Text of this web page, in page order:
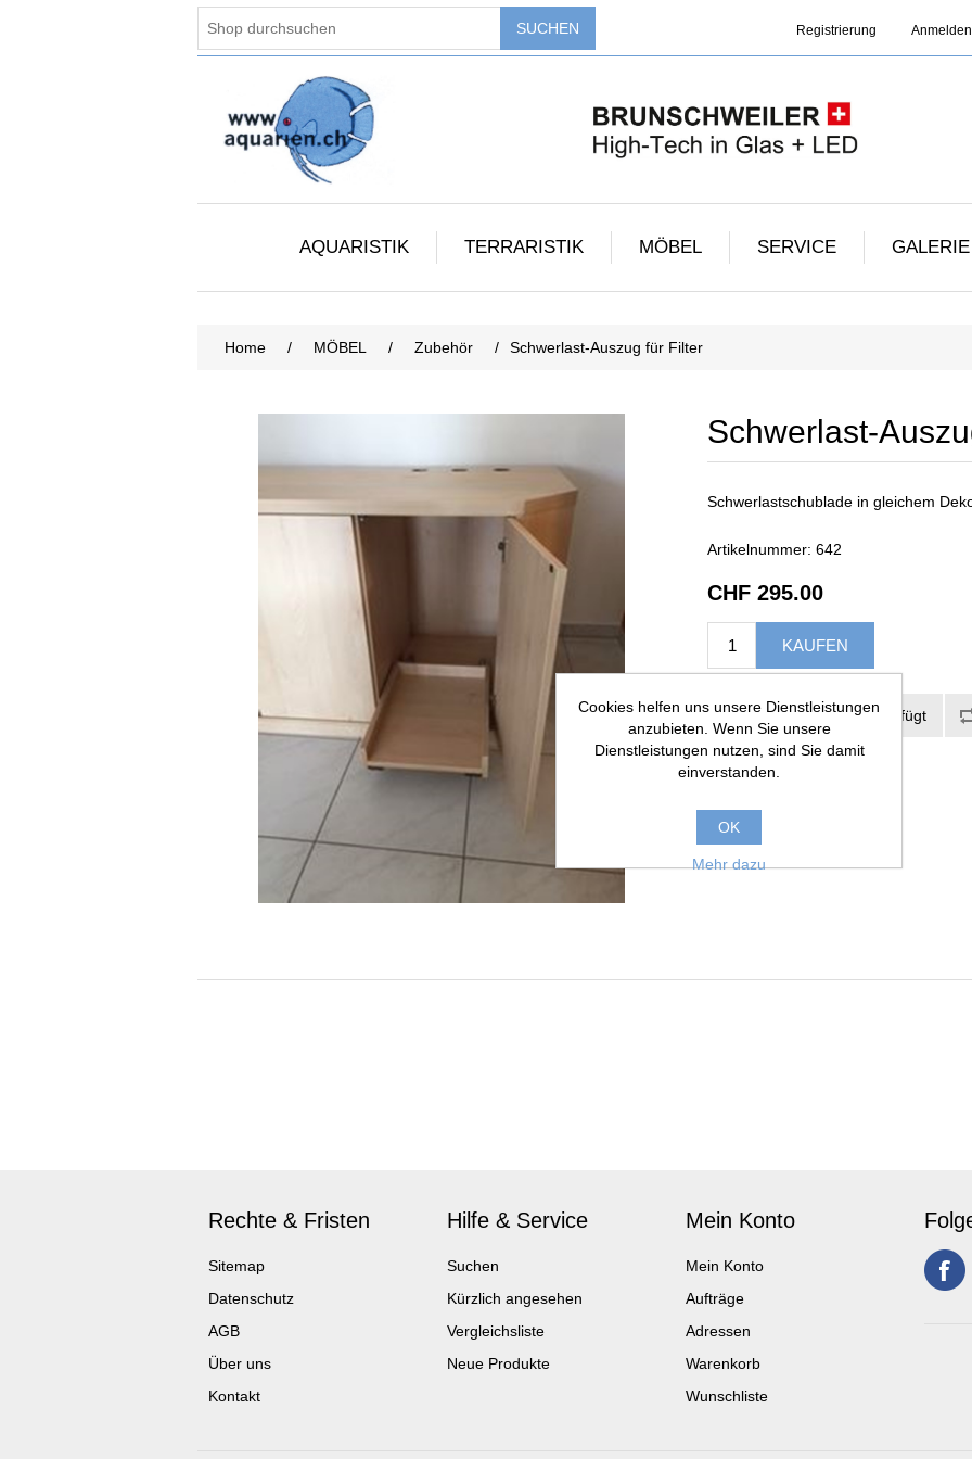
Registrierung Anmelden
AQUARISTIK TERRARISTIK MÖBEL SERVICE GALERIE
Home / MÖBEL / Zubehör / Schwerlast-Auszug für Filter
Schwerlast-
Schwerlastschublade in gleichem
Artikelnummer: 642
CHF 295.00
Rechte & Fristen
Sitemap
Datenschutz
AGB
Über uns
Kontakt
Hilfe & Service
Suchen
Kürzlich angesehen
Vergleichsliste
Neue Produkte
Mein Konto
Mein Konto
Aufträge
Adressen
Warenkorb
Wunschliste
Cookies helfen uns unsere Dienstleistungen
anzubieten. Wenn Sie unsere
Dienstleistungen nutzen, sind Sie damit
einverstanden.
OK
Mehr dazu